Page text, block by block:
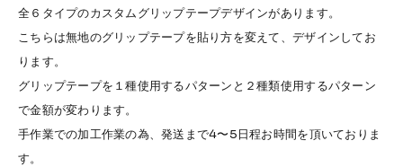
全６タイプのカスタムグリップテープデザインがあります。
こちらは無地のグリップテープを貼り方を変えて、デザインしてお
ります。
グリップテープを１種使用するパターンと２種類使用するパターン
で金額が変わります。
手作業での加工作業の為、発送まで4〜5日程お時間を頂いておりま
す。